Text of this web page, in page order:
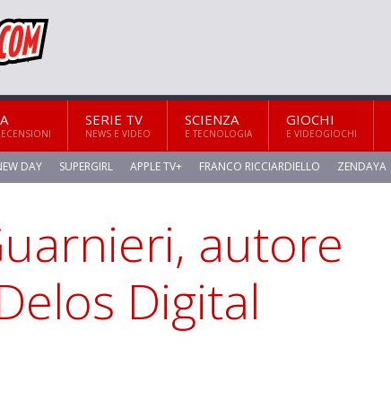
SERIE TV
NEWS E VIDEO
SCIENZA
E TECNOLOGIA
GIOCHI
E VIDEOGIOCHI
DAY SUPERGIRL APPLE TV+ FRANCO RICCIARDIELLO ZENDAYA
autore
Digital